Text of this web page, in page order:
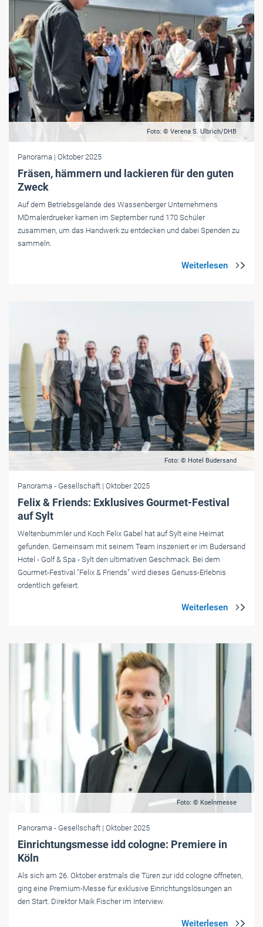
Foto: © Verena S. Ulbrich/DHB
Panorama | Oktober 2025
Fräsen, hämmern und lackieren für den guten
Zweck
Auf dem Betriebsgelände des Wassenberger Unternehmens
MDmalerdrueker kamen im September rund 170 Schüler
zusammen, um das Handwerk zu entdecken und dabei Spenden zu
sammeln.
Foto: © Hotel Budersand
Panorama - Gesellschaft | Oktober 2025
Felix & Friends: Exklusives Gourmet-Festival
auf Sylt
Weltenbummler und Koch Felix Gabel hat auf Sylt eine Heimat
gefunden. Gemeinsam mit seinem Team inszeniert er im Budersand
Hotel - Golf & Spa - Sylt den ultimativen Geschmack. Bei dem
Gourmet-Festival "Felix & Friends" wird dieses Genuss-Erlebnis
ordentlich gefeiert.
Foto: © Koelnmesse
Panorama - Gesellschaft | Oktober 2025
Einrichtungsmesse idd cologne: Premiere in
Köln
Als sich am 26. Oktober erstmals die Türen zur idd cologne öffneten,
ging eine Premium-Messe für exklusive Einrichtungslösungen an
den Start. Direktor Maik Fischer im Interview.